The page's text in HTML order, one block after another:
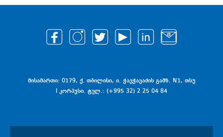
მისამართი: 0179, ქ. თბილისი, ი. ჭავჭავაძის გამზ. N1, თსუ
I კორპუსი. ტელ.: (+995 32) 2 25 04 84